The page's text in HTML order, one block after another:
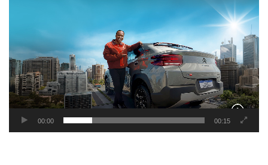
00:00 00:15